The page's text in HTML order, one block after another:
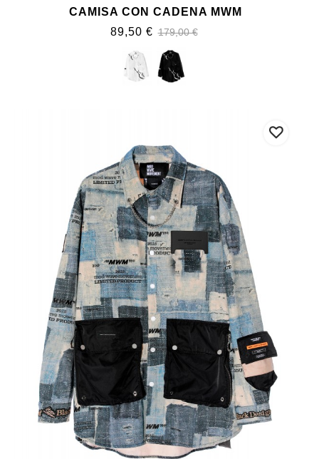
CAMISA CON CADENA MWM
89,50 € 179,00 €